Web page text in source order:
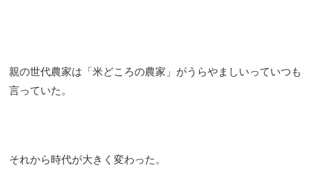
親の世代農家は「米どころの農家」がうらやましいっていつも
言っていた。
それから時代が大きく変わった。